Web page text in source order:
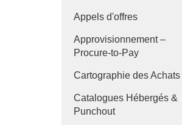
Appels d'offres
Approvisionnement –
Procure-to-Pay
Cartographie des Achats
Catalogues Hébergés &
Punchout